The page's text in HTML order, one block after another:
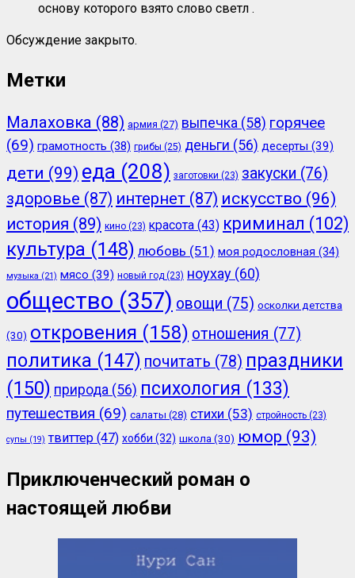
основу которого взято слово светл .
Обсуждение закрыто.
Метки
Малаховка (88) армия (27) выпечка (58) горячее
(69) грамотность (38) грибы (25) деньги (56) десерты (39)
дети (99) еда (208) заготовки (23) закуски (76)
здоровье (87) интернет (87) искусство (96)
история (89) кино (23) красота (43) криминал (102)
культура (148) любовь (51) моя родословная (34)
музыка (21) мясо (39) новый год (23) ноухау (60)
общество (357) овощи (75) осколки детства
(30) откровения (158) отношения (77)
политика (147) почитать (78) праздники
(150) природа (56) психология (133)
путешествия (69) салаты (28) стихи (53) стройность (23)
супы (19) твиттер (47) хобби (32) школа (30) юмор (93)
Приключенческий роман о
настоящей любви